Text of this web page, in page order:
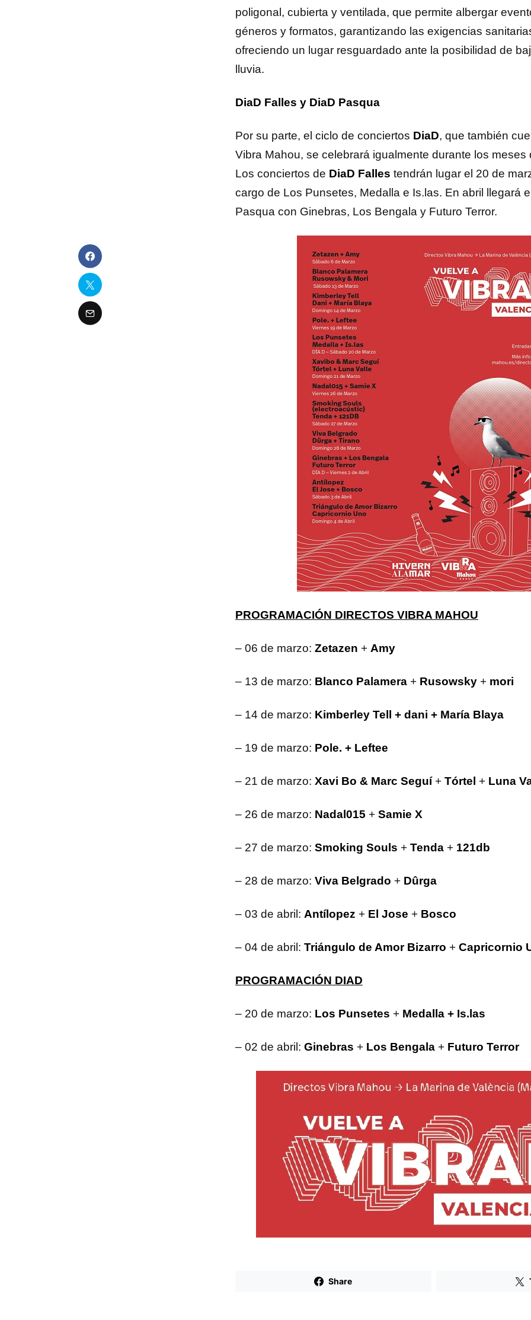
poligonal, cubierta y ventilada, que permite albergar
géneros y formatos, garantizando las exigencias
ofreciendo un lugar resguardado ante la posibilidad de
lluvia.
DiaD Falles y DiaD Pasqua
Por su parte, el ciclo de conciertos DiaD, que también
Vibra Mahou, se celebrará igualmente durante los meses
Los conciertos de DiaD Falles tendrán lugar el 20 de
cargo de Los Punsetes, Medalla e Is.las. En abril llegará
Pasqua con Ginebras, Los Bengala y Futuro Terror.
PROGRAMACIÓN DIRECTOS VIBRA MAHOU
– 06 de marzo: Zetazen + Amy
– 13 de marzo: Blanco Palamera + Rusowsky + mori
– 14 de marzo: Kimberley Tell + dani + María Blaya
– 19 de marzo: Pole. + Leftee
– 21 de marzo: Xavi Bo & Marc Seguí+ Tórtel + Luna
– 26 de marzo: Nadal015 + Samie X
– 27 de marzo: Smoking Souls + Tenda + 121db
– 28 de marzo: Viva Belgrado + Dûrga
– 03 de abril: Antílopez + El Jose + Bosco
– 04 de abril: Triángulo de Amor Bizarro + Capricornio
PROGRAMACIÓN DIAD
– 20 de marzo: Los Punsetes + Medalla + Is.las
– 02 de abril: Ginebras + Los Bengala + Futuro Terror
Share